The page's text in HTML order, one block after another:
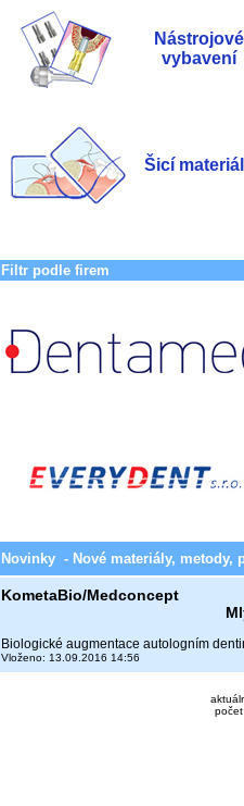
Nástrojové
vybavení
Šicí
Filtr podle firem
Novinky - Nové materiály, metody,
KometaBio/Medconcept
Biologické augmentace autologním
Vloženo: 13.09.2016 14:56